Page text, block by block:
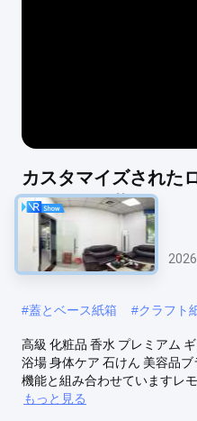
カスタマイズされた
トセット包装用
ペーパー包装箱
#蓋とベース紙箱 #クラフト
高級 化粧品 香水 プレミアム
浴場 身体ケア 石けん 美容品
機能と組み合わせていますレ
もっと見る